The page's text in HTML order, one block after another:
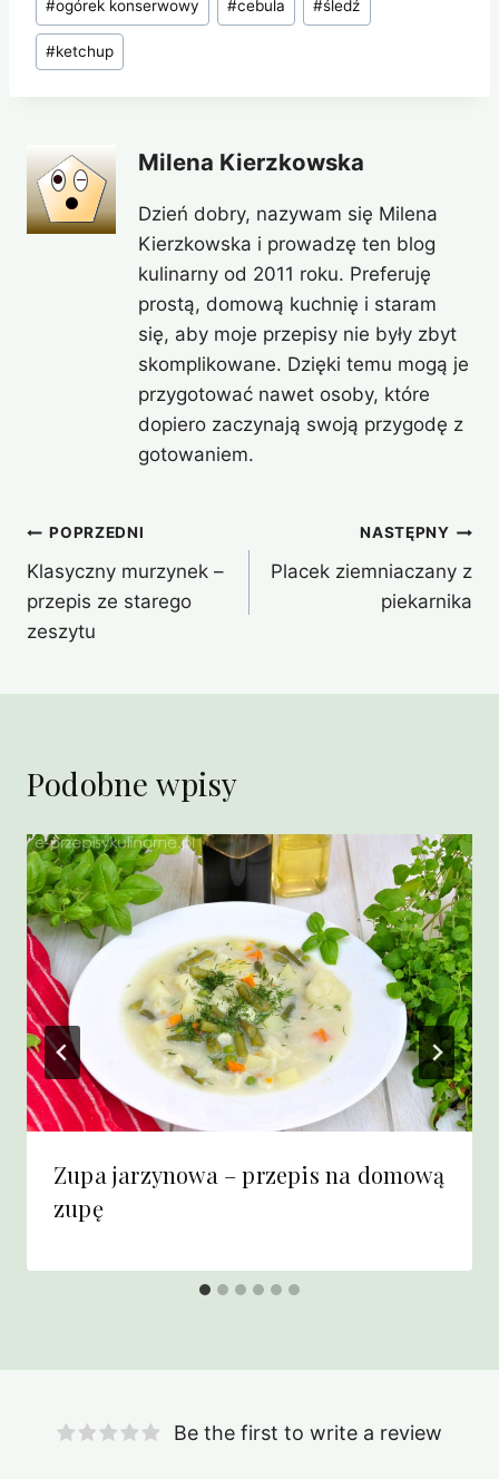
wpisu:
#ogórek konserwowy #cebula #śledź
#ketchup
Milena Kierzkowska
Dzień dobry, nazywam się Milena
Kierzkowska i prowadzę ten blog
kulinarny od 2011 roku. Preferuję
prostą, domową kuchnię i staram
się, aby moje przepisy nie były zbyt
skomplikowane. Dzięki temu mogą je
przygotować nawet osoby, które
dopiero zaczynają swoją przygodę z
gotowaniem.
Nawigacja
wpisu
POPRZEDNI
Klasyczny murzynek –
przepis ze starego
zeszytu
NASTĘPNY
Placek ziemniaczany z
piekarnika
Podobne wpisy
Zupa jarzynowa – przepis na domową
zupę
Be the first to write a review